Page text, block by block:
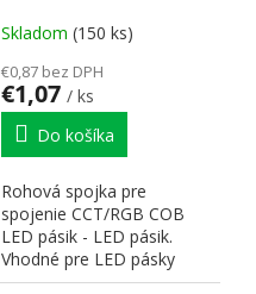
pásik
Skladom (150 ks)
€0,87 bez DPH
€1,07 / ks
Do košíka
Rohová spojka pre
spojenie CCT/RGB COB
LED pásik - LED pásik.
Vhodné pre LED pásky
šírky 10mm viď. Súvisiaci...